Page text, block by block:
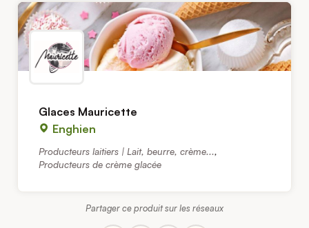
Glaces Mauricette
Enghien
Producteurs laitiers | Lait, beurre, crème...,
Producteurs de crème glacée
Partager ce produit sur les réseaux